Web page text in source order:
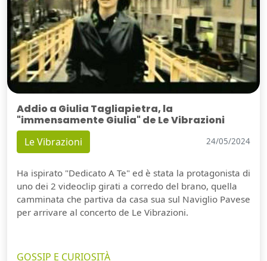
Addio a Giulia Tagliapietra, la
"immensamente Giulia" de Le Vibrazioni
Le Vibrazioni 24/05/2024
Ha ispirato "Dedicato A Te" ed è stata la protagonista di
uno dei 2 videoclip girati a corredo del brano, quella
camminata che partiva da casa sua sul Naviglio Pavese
per arrivare al concerto de Le Vibrazioni.
GOSSIP E CURIOSITÀ